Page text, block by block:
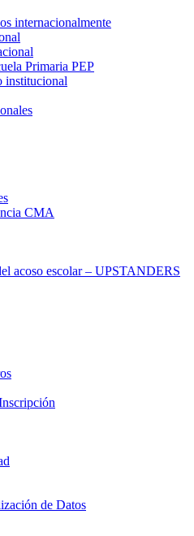
internacionalmente
Primaria PEP
institucional
CMA
acoso escolar – UPSTANDERS
de Datos